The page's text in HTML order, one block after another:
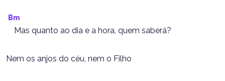
Bm
Mas quanto ao dia e a hora, quem saberá?
Nem os anjos do céu, nem o Filho